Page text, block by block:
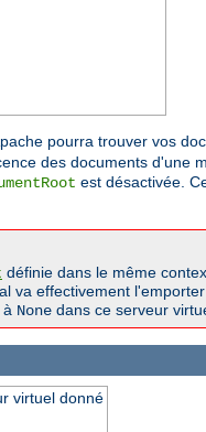
pourra trouver vos
des documents d'une
est désactivée.
définie dans le même
va effectivement
à None dans ce serveur
virtuel donné